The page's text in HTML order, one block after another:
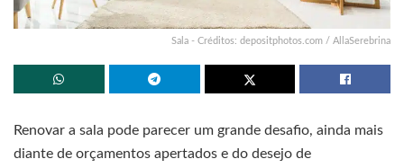
Sala - Créditos: depositphotos.com / AllaSerebrina
Renovar a sala pode parecer um grande desafio, ainda mais
diante de orçamentos apertados e do desejo de